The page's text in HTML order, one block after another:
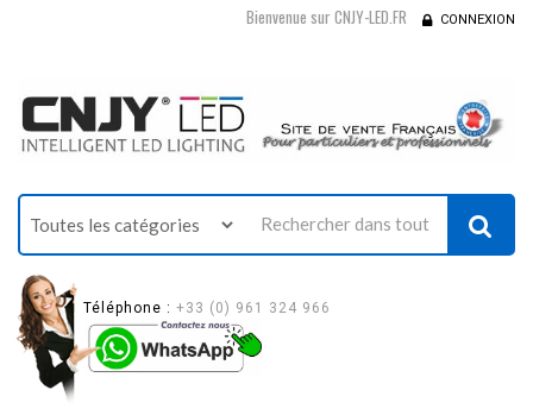
Bienvenue sur CNJY-LED.FR CONNEXION
Téléphone : +33 (0) 961 324 966